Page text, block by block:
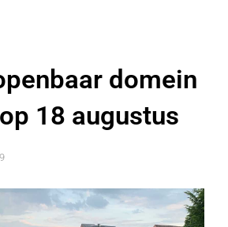
domein
18 augustus